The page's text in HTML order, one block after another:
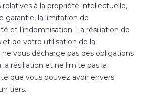
relatives à la propriété intellectuelle,
garantie, la limitation de
et l’indemnisation. La résiliation de
et de votre utilisation de la
vous décharge pas des obligations
la résiliation et ne limite pas la
que vous pouvez avoir envers
tiers.